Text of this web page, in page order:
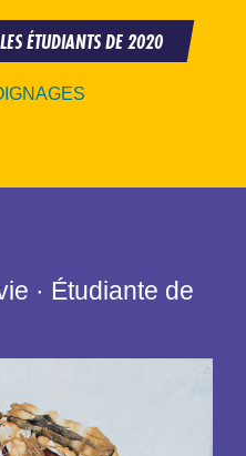
ÉTUDIANTS DE 2020
· Étudiante de